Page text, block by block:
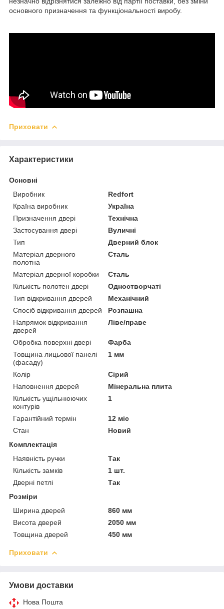
основного призначення та функціональності виробу.
Приховати
Характеристики
Основні
Виробник
Redfort
Країна виробник
Україна
Призначення двері
Технічна
Застосування двері
Вуличні
Тип
Дверний блок
Матеріал дверного
полотна
Сталь
Матеріал дверної коробки
Сталь
Кількість полотен двері
Одностворчаті
Тип відкривання дверей
Механічний
Спосіб відкривання дверей
Розпашна
Напрямок відкривання
дверей
Ліве/праве
Обробка поверхні двері
Фарба
Товщина лицьової панелі
(фасаду)
1 мм
Колір
Сірий
Наповнення дверей
Мінеральна плита
Кількість ущільнюючих
контурів
1
Гарантійний термін
12 міс
Стан
Новий
Комплектація
Наявність ручки
Так
Кількість замків
1 шт.
Дверні петлі
Так
Розміри
Ширина дверей
860 мм
Висота дверей
2050 мм
Товщина дверей
450 мм
Приховати
Умови доставки
Нова Пошта